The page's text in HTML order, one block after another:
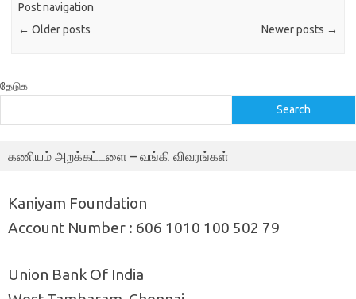
Post navigation
← Older posts Newer posts →
தேடுக
Search
கணியம் அறக்கட்டளை – வங்கி விவரங்கள்
Kaniyam Foundation
Account Number : 606 1010 100 502 79
Union Bank Of India